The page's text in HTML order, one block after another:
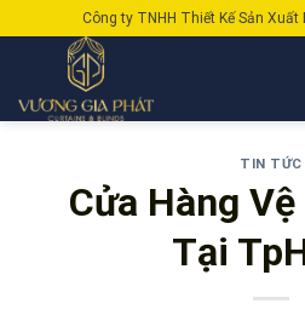
to
Công ty TNHH Thiết Kế Sản
TIN TỨC
Cửa Hàng
Tại